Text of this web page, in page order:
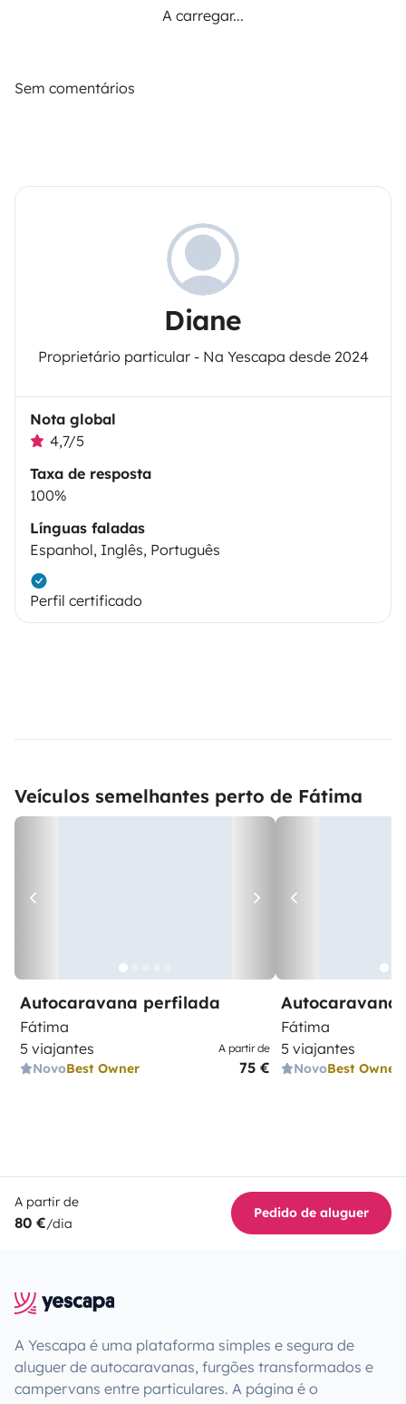
A carregar...
Sem comentários
Diane
Proprietário particular - Na Yescapa desde 2024
Nota global
4,7/5
Taxa de resposta
100%
Línguas faladas
Espanhol, Inglês, Português
Perfil certificado
Veículos semelhantes perto de Fátima
Autocaravana perfilada
Fátima
5 viajantes
NovoBest Owner
A partir de
75 €
Fátima
5 viajantes
NovoBest Owner
A partir de
80 €/dia
Pedido de aluguer
A Yescapa é uma plataforma simples e segura de
aluguer de autocaravanas, furgões transformados e
campervans entre particulares. A página é o